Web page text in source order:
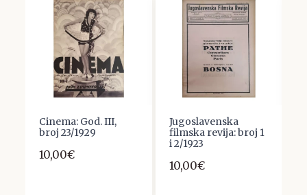
Cinema: God. III,
broj 23/1929
10,00€
Jugoslavenska
filmska revija: broj 1
i 2/1923
10,00€